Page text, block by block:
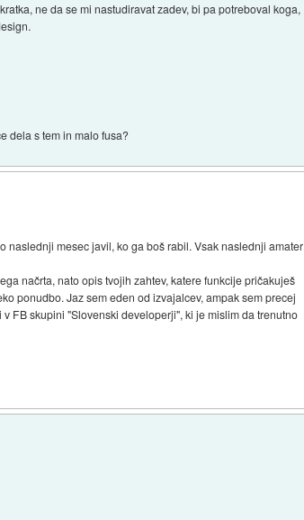
ne da se mi nastudiravat zadev, bi pa potreboval koga,
dela s tem in malo fusa?
naslednji mesec javil, ko ga boš rabil. Vsak naslednji amater
načrta, nato opis tvojih zahtev, katere funkcije pričakuješ
ponudbo. Jaz sem eden od izvajalcev, ampak sem precej
FB skupini "Slovenski developerji", ki je mislim da trenutno